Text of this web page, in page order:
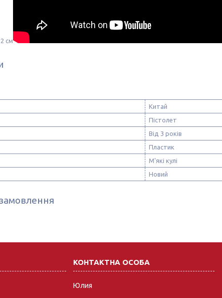
см
Китай
Пістолет
Від 3 років
Пластик
М'які кулі
Новий
Юлия